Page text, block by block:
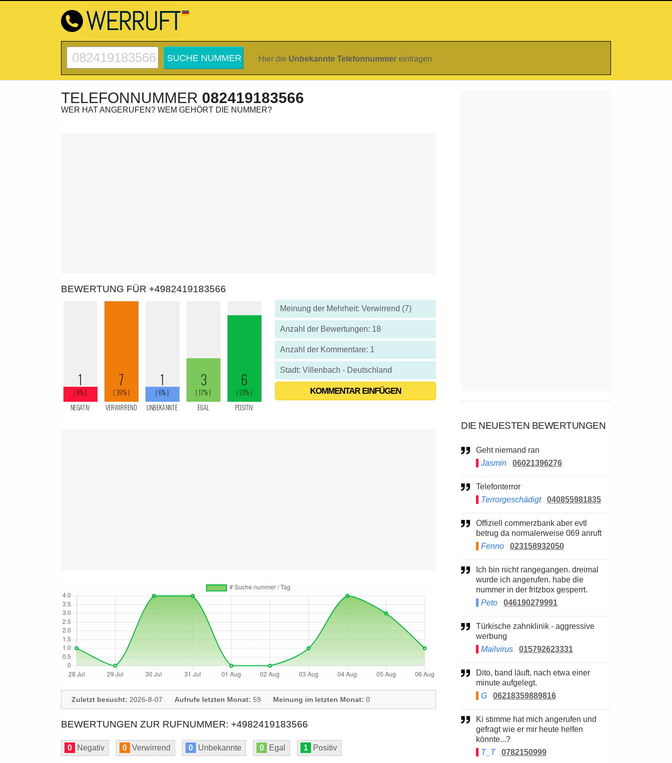
Hier die Unbekannte Telefonnummer eintragen
TELEFONNUMMER 082419183566
WER HAT ANGERUFEN? WEM GEHÖRT DIE NUMMER?
BEWERTUNG FÜR +4982419183566
Meinung der Mehrheit: Verwirrend (7)
Anzahl der Bewertungen: 18
Anzahl der Kommentare: 1
Stadt: Villenbach - Deutschland
KOMMENTAR EINFÜGEN
Zuletzt besucht: 2026-8-07 Aufrufe letzten Monat: 59 Meinung im letzten Monat: 0
BEWERTUNGEN ZUR RUFNUMMER: +4982419183566
0 Negativ 0 Verwirrend 0 Unbekannte 0 Egal 1 Positiv
DIE NEUESTEN BEWERTUNGEN
Geht niemand ran
Jasmin
06021396276
Telefonterror
Terrorgeschädigt
040855981835
Offiziell commerzbank aber evtl
betrug da normalerweise 069 anruft
Fenno
023158932050
wurde ich angerufen. habe die
nummer in der fritzbox gesperrt.
Peto
046190279991
Türkische zahnklinik - aggressive
werbung
Mailvirus
015792623331
Dito, band läuft, nach etwa einer
minute aufgelegt.
G
06218359889816
Ki stimme hat mich angerufen und
gefragt wie er mir heute helfen
könnte...?
T_T
0782150999